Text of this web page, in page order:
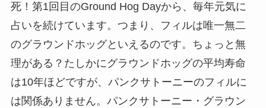
死！第1回目のGround Hog Dayから、毎年元気に
占いを続けています。つまり、フィルは唯一無二
のグラウンドホッグといえるのです。ちょっと無
理がある？たしかにグラウンドホッグの平均寿命
は10年ほどですが、パンクサトーニーのフィルに
は関係ありません。パンクサトーニー・グラウン